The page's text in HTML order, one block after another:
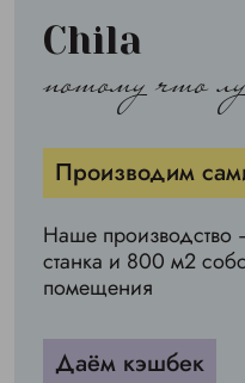
Chila
потому что
Производим
Наше производство
станка и 800 м2
помещения
Даём кэшбек